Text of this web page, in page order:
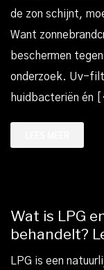
de zon schijnt,
Want
beschermen
onderzoek. Uv-
huidbacteriën én
Wat is LPG
behandelt?
LPG is een